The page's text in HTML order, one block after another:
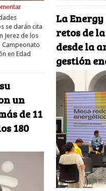
se darán cita
Jerez de los
en Edad
un
de 11
180
La
retos de
desde la
gestión